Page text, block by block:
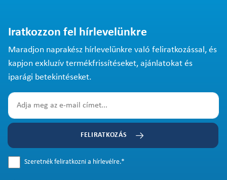
Iratkozzon fel hírlevelünkre
Maradjon naprakész hírlevelünkre való feliratkozással, és
kapjon exkluzív termékfrissítéseket, ajánlatokat és
iparági betekintéseket.
FELIRATKOZÁS
Szeretnék feliratkozni a hírlevélre.*